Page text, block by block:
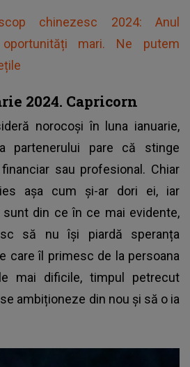
chinezesc 2024: Anul
oportunități mari. Ne putem
2024. Capricorn
norocoși în luna ianuarie,
partenerului pare că stinge
sau profesional. Chiar
așa cum și-ar dori ei, iar
sunt din ce în ce mai evidente,
să nu își piardă speranța
care îl primesc de la persoana
mai dificile, timpul petrecut
ambiționeze din nou și să o ia